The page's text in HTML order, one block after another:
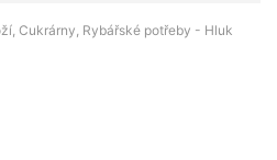
Cukrárny, Rybářské potřeby - Hluk